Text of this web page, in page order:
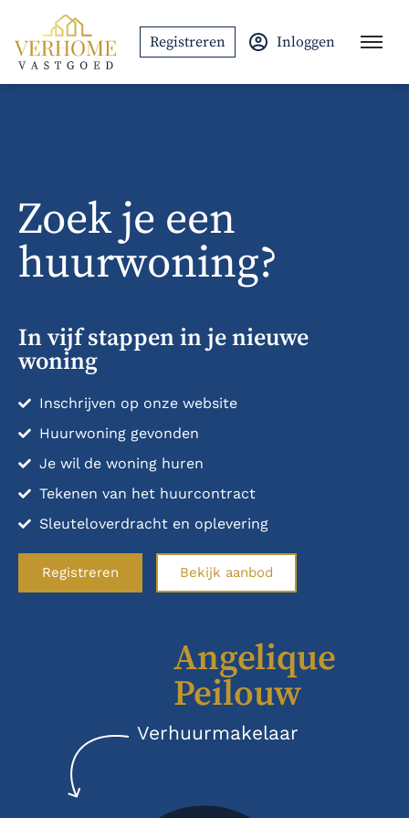
Registreren Inloggen
Zoek je een
huurwoning?
In vijf stappen in je nieuwe
woning
Inschrijven op onze website
Huurwoning gevonden
Je wil de woning huren
Tekenen van het huurcontract
Sleuteloverdracht en oplevering
Registreren Bekijk aanbod
Angelique
Peilouw
Verhuurmakelaar